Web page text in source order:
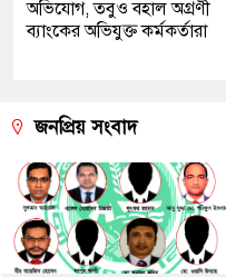
অভিযোগ, তবুও বহাল অগ্রণী
ব্যাংকের অভিযুক্ত কর্মকর্তারা
জনপ্রিয় সংবাদ